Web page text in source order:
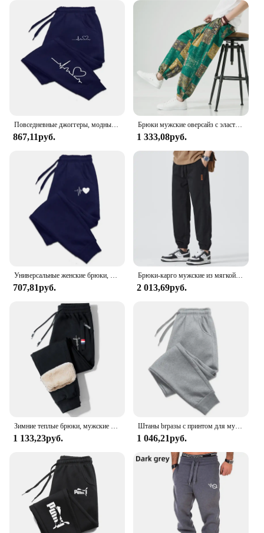
Повседневные джоггеры, модные мешковатые брюки, женские повседневные тренировочные брюки, удобные брюки для фитнеса, женские Мягкие Универсальные женские брюки, 2020
867,11руб.
Брюки мужские оверсайз с эластичным поясом, модные повседневные спортивные штаны-султанки, брюки с широкими штанинами в стиле Харадзюку, 5XL
1 333,08руб.
Универсальные женские брюки, мягкие джоггеры, спортивные штаны для фитнеса, удобные брюки, женские модные мешковатые брюки, женские 2024, новинка, повседневные
707,81руб.
Брюки-карго мужские из мягкой ткани, на весну-лето
2 013,69руб.
Зимние теплые брюки, мужские плотные теплые брюки, мужские брюки для фитнеса, бега, брюки на шнуровке, мужские спортивные брюки
1 133,23руб.
Штаны brразы с принтом для мужчин и женщин, спортивные мешковатые штаны с карманами для бега, тренировочный костюм для спортзала, джоггеры, спортивные штаны на шнурке для пар
1 046,21руб.